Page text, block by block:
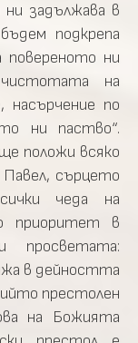
ни задължава в
подкрепа
ни
на
насърчение по
ни паство“.
положи всяко
сърцето
чеда на
приоритет в
просветата:
в дейността
престолен
на Божията